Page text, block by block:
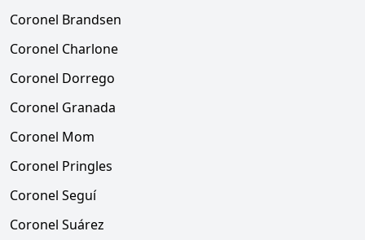
Coronel Brandsen
Coronel Charlone
Coronel Dorrego
Coronel Granada
Coronel Mom
Coronel Pringles
Coronel Seguí
Coronel Suárez